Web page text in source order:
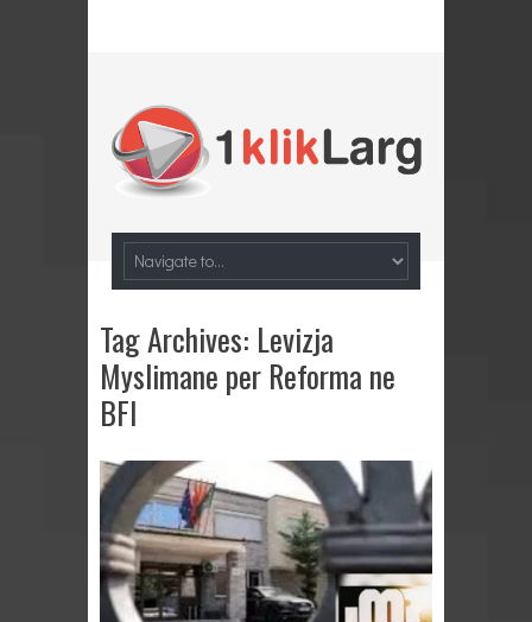
Tag Archives: Levizja
Myslimane per Reforma ne
BFI